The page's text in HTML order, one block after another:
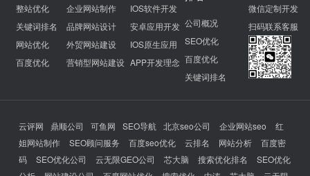
整站优化
关键词排名
网站优化
百度优化
企业网站制作
品牌网站设计
外贸网站建设
营销型网站建设
IOS软件开发
安卓应用开发
IOS原生应用
APP开发理念
公司概况
SEO优化
百度优化
关键词排名
微信定制开发
扫码联系客服
云评网 鼎顺公司 可鱼网 SEO导航 北京seo公司 企业网站seo
红
姐网站制作
SEO顾问服务 百度seo优化 云排名 网站分析
百度密
码
SEO优化公司 云无限GEO公司 芯大脑 搜索优化排名
SEO优化